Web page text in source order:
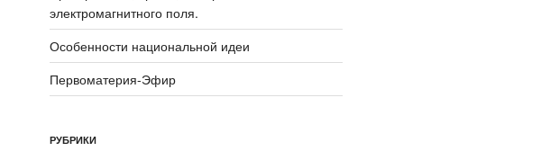
электромагнитного поля.
Особенности национальной идеи
Первоматерия-Эфир
РУБРИКИ